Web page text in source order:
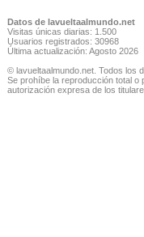
Datos de lavueltaalmundo.net
Visitas únicas diarias: 1.500
Usuarios registrados: 30968
Última actualización: Agosto 2026
© lavueltaalmundo.net. Todos los
Se prohíbe la reproducción total o
autorización expresa de los